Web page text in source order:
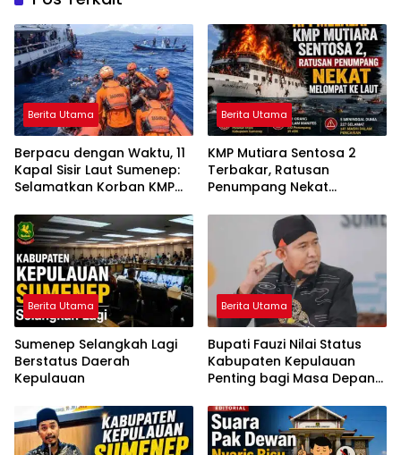
Berita Utama
Berpacu dengan Waktu, 11
Kapal Sisir Laut Sumenep:
Selamatkan Korban KMP
Berita Utama
KMP Mutiara Sentosa 2
Terbakar, Ratusan
Penumpang Nekat
Berita Utama
Sumenep Selangkah Lagi
Berstatus Daerah
Kepulauan
Berita Utama
Bupati Fauzi Nilai Status
Kabupaten Kepulauan
Penting bagi Masa Depan